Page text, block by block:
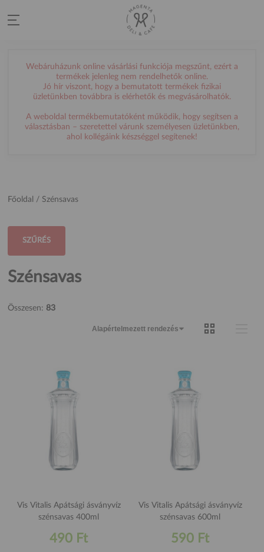
Webáruházunk online vásárlási funkciója megszűnt, ezért a
termékek jelenleg nem rendelhetők online.
Jó hír viszont, hogy a bemutatott termékek fizikai
üzletünkben továbbra is elérhetők és megvásárolhatók.
A weboldal termékbemutatóként működik, hogy segítsen a
választásban – szeretettel várunk személyesen üzletünkben,
ahol kollégáink készséggel segítenek!
Főoldal / Szénsavas
SZŰRÉS
Szénsavas
Összesen: 83
Vis Vitalis Apátsági ásványvíz
szénsavas 400ml
490 Ft
Vis Vitalis Apátsági ásványvíz
szénsavas 600ml
590 Ft